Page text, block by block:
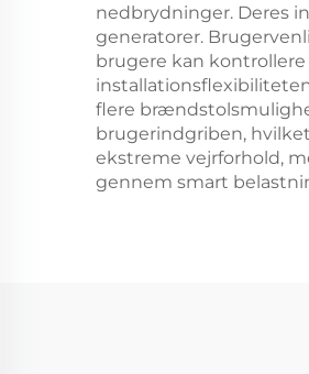
nedbrydninger. Deres
generatorer.
brugere kan
flere
brugerindgriben,
ekstreme vejrforhold,
gennem smart